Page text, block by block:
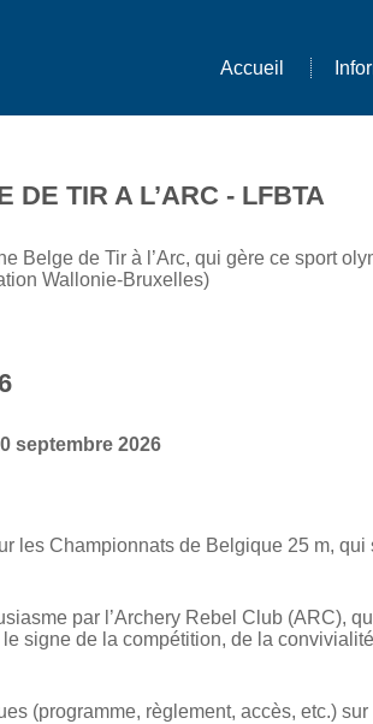
Accueil
DE TIR A L’ARC - LFBTA
Belge de Tir à l’Arc, qui gère ce sport
Wallonie-Bruxelles)
septembre 2026
les Championnats de Belgique 25 m,
par l’Archery Rebel Club (ARC),
signe de la compétition, de la
(programme, règlement, accès, etc.)